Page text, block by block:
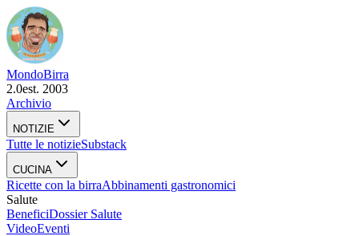
MondoBirra
2.0est. 2003
Archivio
NOTIZIE
Tutte le notizieSubstack
CUCINA
Ricette con la birraAbbinamenti gastronomici
Salute
BeneficiDossier Salute
VideoEventi